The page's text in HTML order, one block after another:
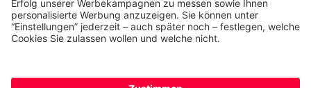
Ethics & Compliance bei thermondo
FÜR SIE
Heizen mit Wärmepumpe